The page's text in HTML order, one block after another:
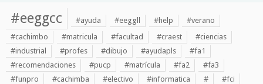
#eeggcc #ayuda #eeggll #help
#verano
#cachimbo
#matricula #facultad #craest
#ciencias
#industrial
#profes #dibujo #ayudapls
#fa1
#recomendaciones
#pucp #matrícula #fa2
#fa3
#funpro
#cachimba #electivo #informatica #
#fci